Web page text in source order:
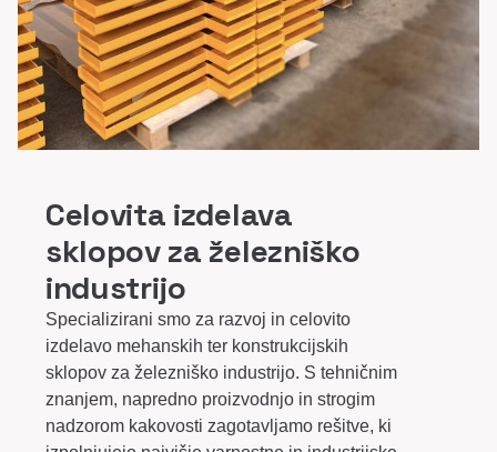
Celovita izdelava
sklopov za železniško
industrijo
Specializirani smo za razvoj in celovito
izdelavo mehanskih ter konstrukcijskih
sklopov za železniško industrijo. S tehničnim
znanjem, napredno proizvodnjo in strogim
nadzorom kakovosti zagotavljamo rešitve, ki